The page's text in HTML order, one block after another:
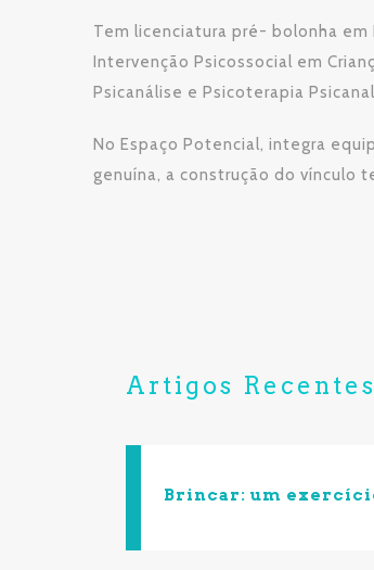
Tem licenciatura pré- bolonha
Intervenção Psicossocial em
Psicanálise e Psicoterapia
No Espaço Potencial, integra
genuína, a construção do vínculo
Artigos Recentes
Brincar: um